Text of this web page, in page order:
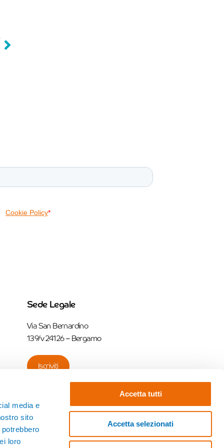
media e
sito
loro
Accetta tutti
Accetta selezionati
Sede Legale
Via San Bernardino
139/v 24126 – Bergamo
Iscriviti